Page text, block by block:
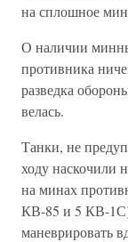
на сплошное
О наличии
противника
разведка
велась.
Танки, не
ходу наскочили
на минах
КВ-85 и 5 КВ-
маневрировать